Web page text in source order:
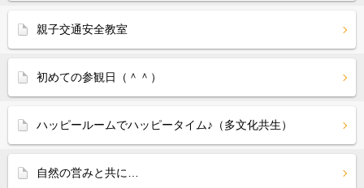
親子交通安全教室
初めての参観日（＾＾）
ハッピールームでハッピータイム♪（多文化共生）
自然の営みと共に…